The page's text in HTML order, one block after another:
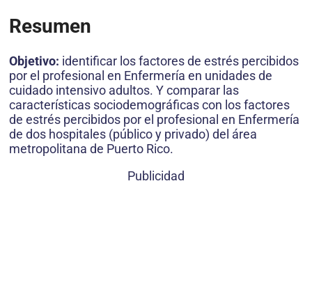
Resumen
Objetivo: identificar los factores de estrés percibidos
por el profesional en Enfermería en unidades de
cuidado intensivo adultos. Y comparar las
características sociodemográficas con los factores
de estrés percibidos por el profesional en Enfermería
de dos hospitales (público y privado) del área
metropolitana de Puerto Rico.
Publicidad